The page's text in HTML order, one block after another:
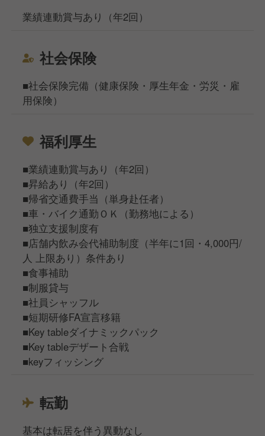
業績連動賞与あり（年2回）
社会保険
■社会保険完備（健康保険・厚生年金・労災・雇
用保険）
福利厚生
■業績連動賞与あり（年2回）
■昇給あり（年2回）
■帰省交通費手当（単身赴任者）
■車・バイク通勤ＯＫ（勤務地による）
■独立支援制度有
■店舗内飲み会代補助制度（半年に1回・4,000円/
人 上限あり）条件あり
■食事補助
■制服貸与
■社員シャッフル
■短期研修FA宣言移籍
■Key tableダイナミックパック
■Key tableデザート合戦
■keyフィッシング
転勤
基本は転居を伴う異動なし